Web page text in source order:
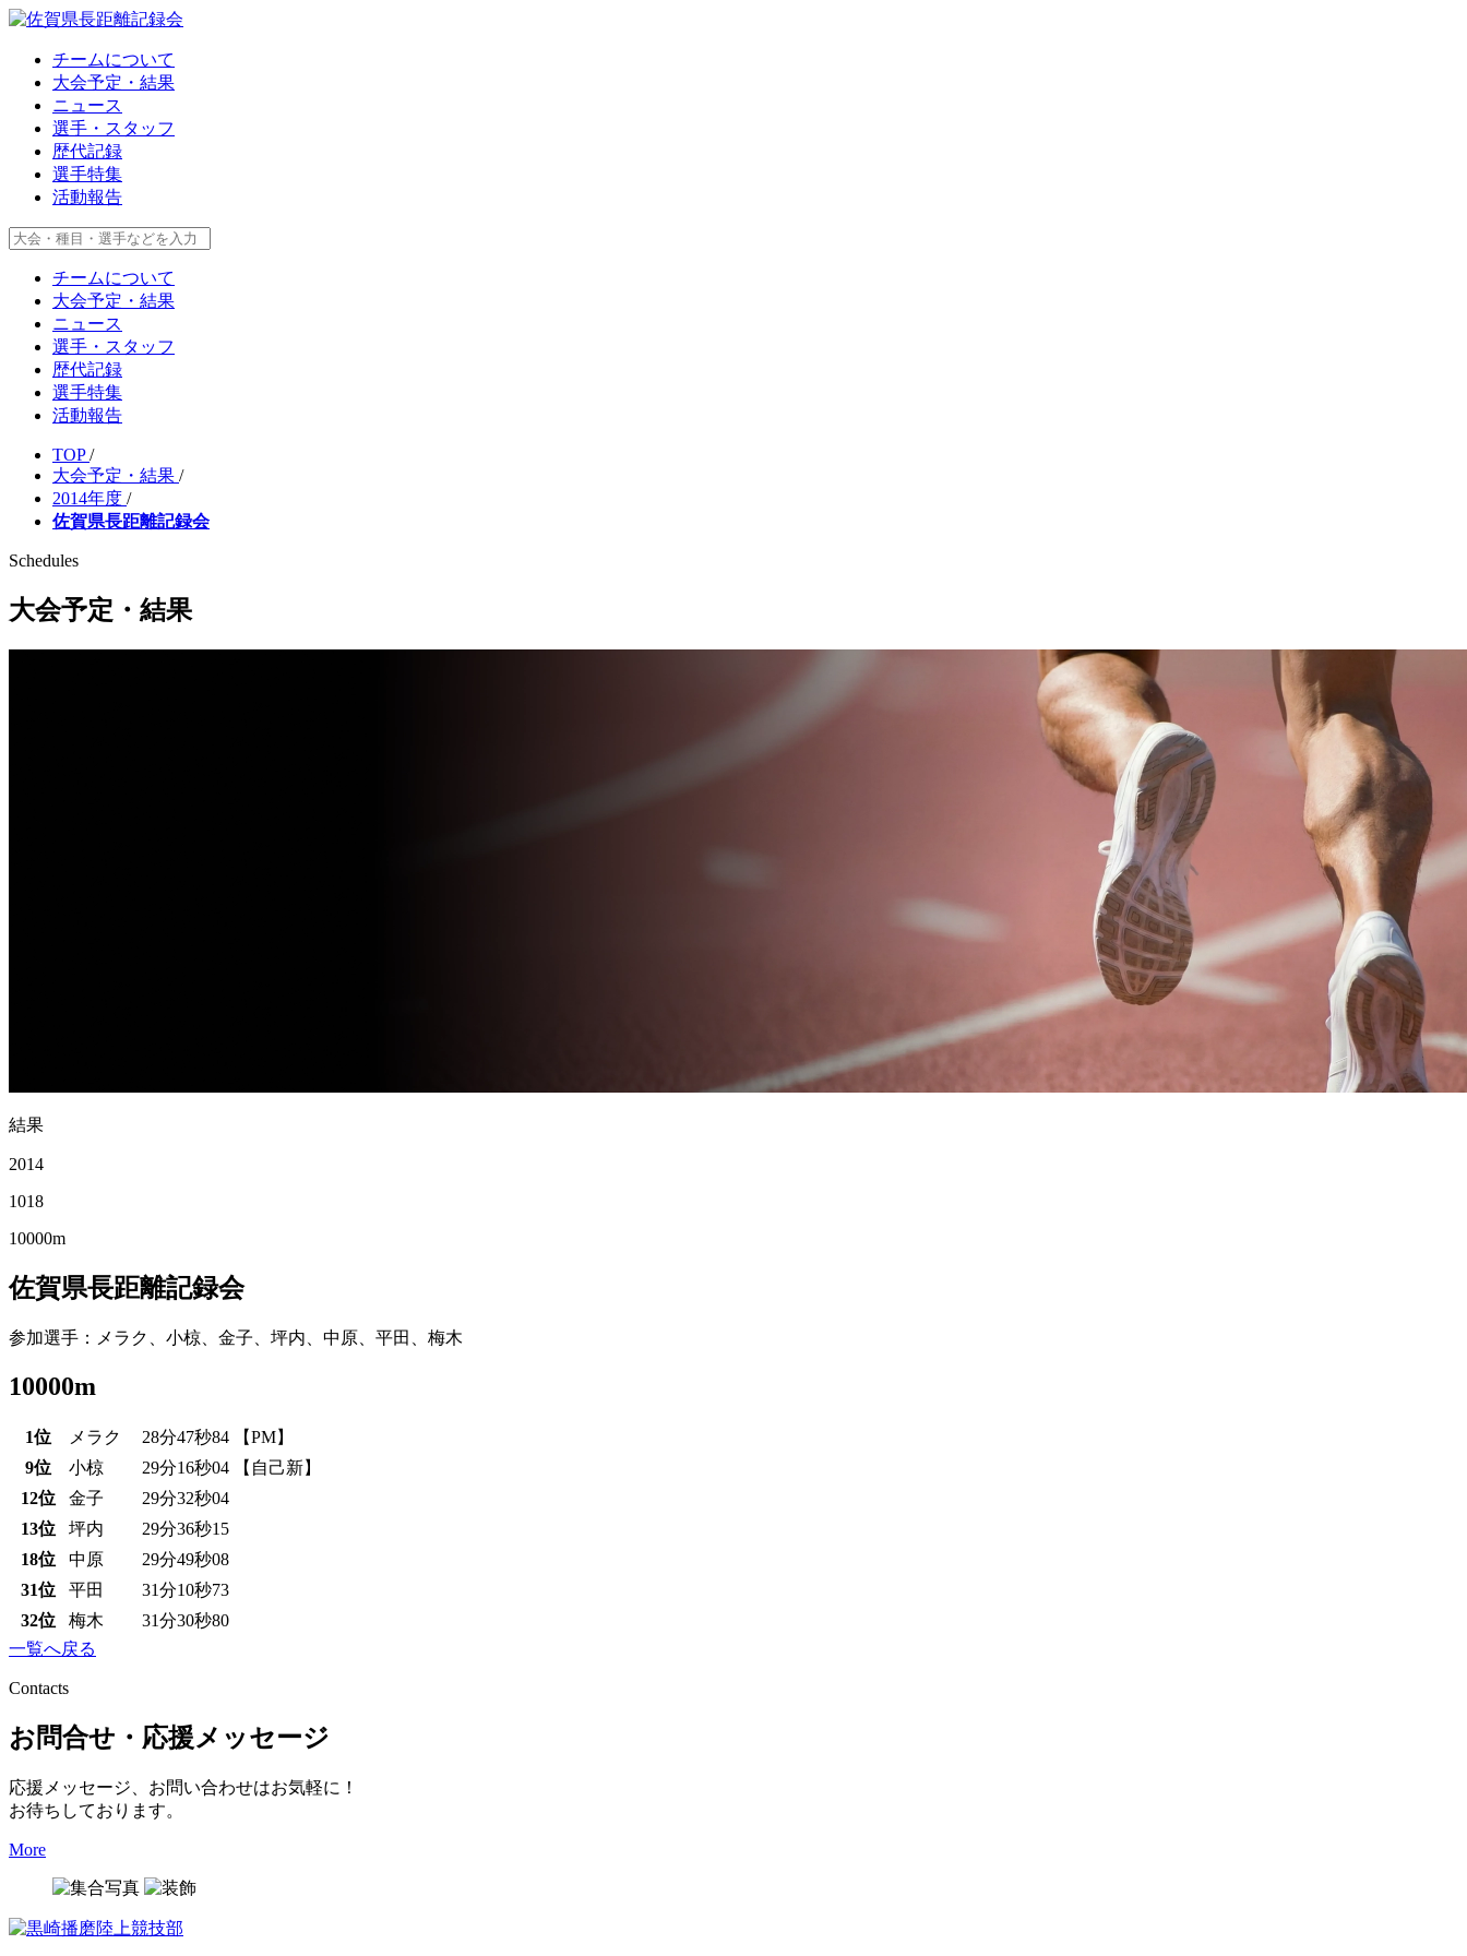
チームについて
大会予定・結果
ニュース
選手・スタッフ
歴代記録
選手特集
活動報告
チームについて
大会予定・結果
ニュース
選手・スタッフ
歴代記録
選手特集
活動報告
TOP /
大会予定・結果 /
2014年度 /
佐賀県長距離記録会
Schedules
大会予定・結果
結果
2014
1018
10000m
佐賀県長距離記録会
参加選手 ：メラク、小椋、金子、坪内、中原、平田、梅木
10000m
1位 メラク 28分47秒84
【PM】
9位
小椋 29分16秒04
【自己新】
12位
金子
29分32秒04
13位
坪内
29分36秒15
18位
中原
29分49秒08
31位
平田
31分10秒73
32位
梅木
31分30秒80
一覧へ戻る
Contacts
お問合せ・応援メッセージ
応援メッセージ、お問い合わせはお気軽に！
お待ちしております。
More